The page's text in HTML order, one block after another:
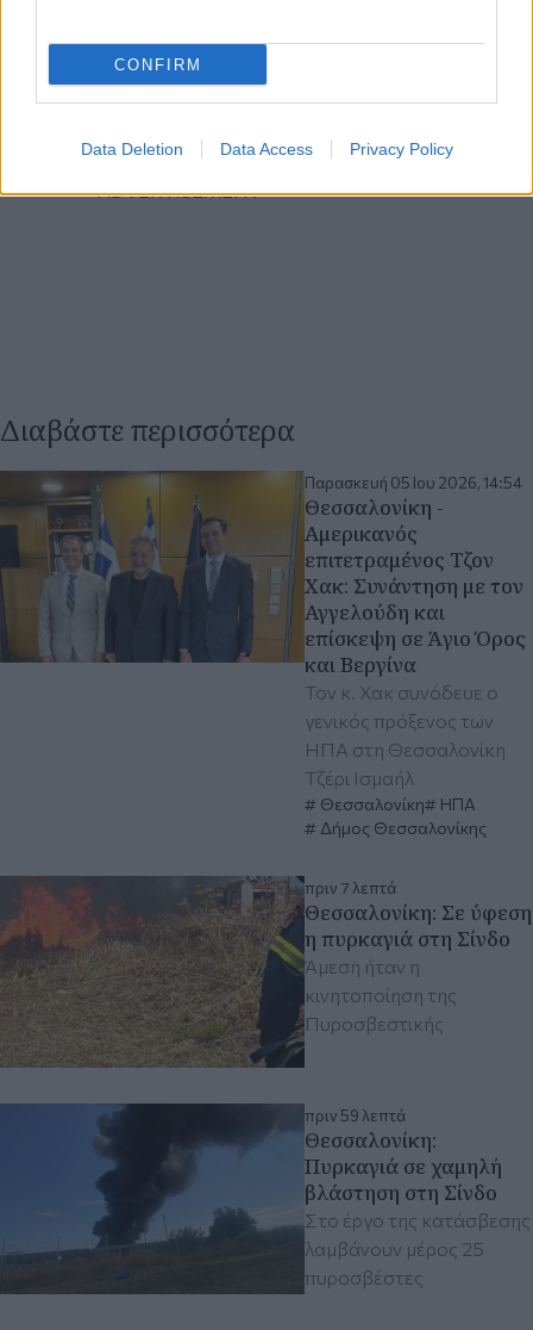
CONFIRM
Data Deletion Data Access Privacy Policy
Διαβάστε περισσότερα
Παρασκευή 05 Ιου 2026, 14:54
Θεσσαλονίκη -
Αμερικανός
επιτετραμένος Τζον
Χακ: Συνάντηση με τον
Αγγελούδη και
επίσκεψη σε Άγιο Όρος
και Βεργίνα
Τον κ. Χακ συνόδευε ο
γενικός πρόξενος των
ΗΠΑ στη Θεσσαλονίκη
Τζέρι Ισμαήλ
Θεσσαλονίκη
ΗΠΑ
Δήμος Θεσσαλονίκης
πριν 7 λεπτά
Θεσσαλονίκη: Σε ύφεση
η πυρκαγιά στη Σίνδο
Άμεση ήταν η
κινητοποίηση της
Πυροσβεστικής
πριν 59 λεπτά
Θεσσαλονίκη:
Πυρκαγιά σε χαμηλή
βλάστηση στη Σίνδο
Στο έργο της κατάσβεσης
λαμβάνουν μέρος 25
πυροσβέστες